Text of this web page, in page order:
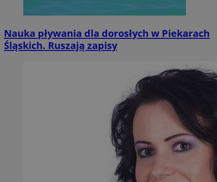
Nauka pływania dla dorosłych w Piekarach
Śląskich. Ruszają zapisy